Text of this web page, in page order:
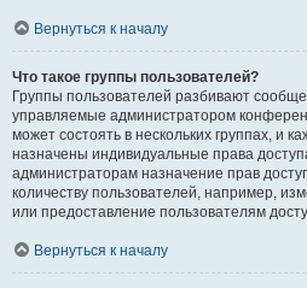
Вернуться к началу
Что такое группы пользователей?
Группы пользователей разбивают
управляемые администратором
может состоять в нескольких группах, и
назначены индивидуальные права
администраторам назначение прав
количеству пользователей, например,
или предоставление пользователям
Вернуться к началу